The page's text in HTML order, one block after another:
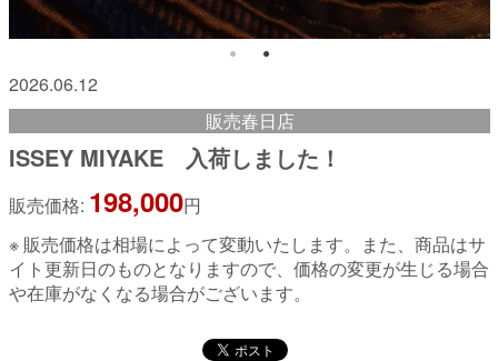
2026.06.12
販売春日店
ISSEY MIYAKE 入荷しました！
販売価格: 198,000円
※ 販売価格は相場によって変動いたします。また、商品はサ
イト更新日のものとなりますので、価格の変更が生じる場合
や在庫がなくなる場合がございます。